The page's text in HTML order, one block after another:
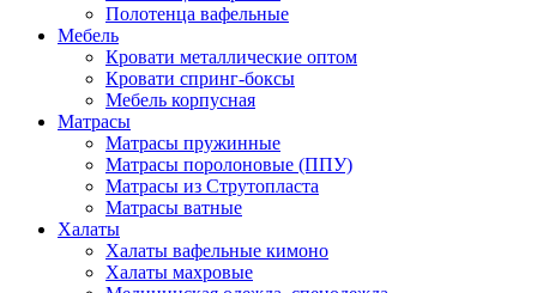
Полотенца вафельные
Мебель
Кровати металлические оптом
Кровати спринг-боксы
Мебель корпусная
Матрасы
Матрасы пружинные
Матрасы поролоновые (ППУ)
Матрасы из Струтопласта
Матрасы ватные
Халаты
Халаты вафельные кимоно
Халаты махровые